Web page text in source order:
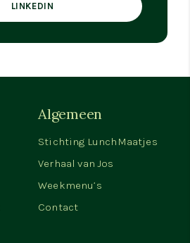
LINKEDIN
Algemeen
Stichting LunchMaatjes
Verhaal van Jos
Weekmenu’s
Contact